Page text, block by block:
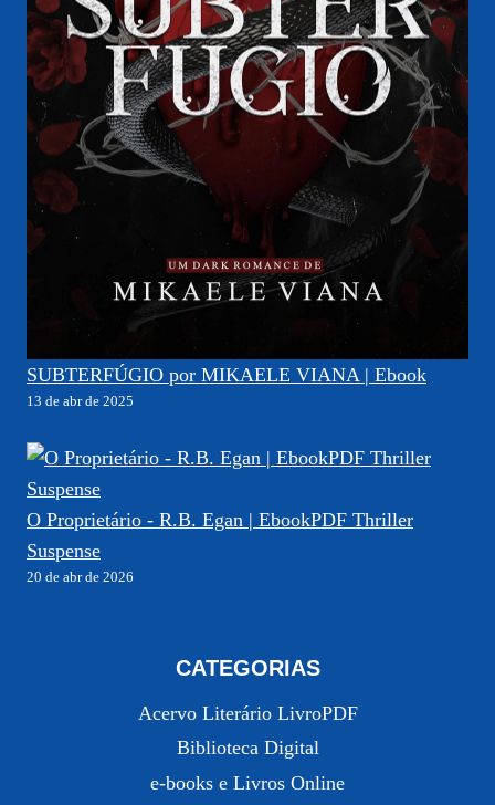
SUBTERFÚGIO por MIKAELE VIANA | Ebook
13 de abr de 2025
O Proprietário - R.B. Egan | EbookPDF Thriller
Suspense
20 de abr de 2026
CATEGORIAS
Acervo Literário LivroPDF
Biblioteca Digital
e-books e Livros Online